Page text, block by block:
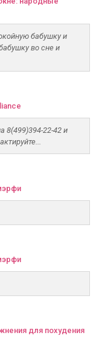
бабушку и
во сне и
8(499)394-22-42 и
для похудения